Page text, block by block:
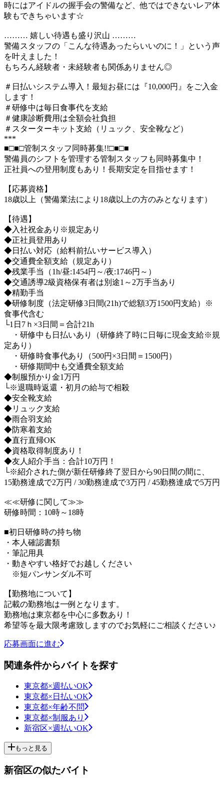
時にはアイドルの握手会の警備など、他ではできないレア体
験もできちゃいます☆
……… 嬉しい待遇も盛り沢山 ………
警備スタッフの「こんな待遇あったらいいのに！」という声
を叶えました！
もちろん経験者・未経験者も関係ありません◎
＃日払いシステム導入！最短お昼には『10,000円』をご入金
します！
＃研修中は毎日食事代を支給
＃健康診断費用は全額会社負担
＃スターターキット支給（リュック、安全靴など）
***
■□■□管制スタッフ同時募集!!□■□■
警備員のシフトを管理する管制スタッフも同時募集中！
正社員への登用制度もあり！長期安定を目指せます！
【応募資格】
18歳以上（警備業法により18歳以上の方のみとなります）
【待遇】
◆入社祝金あり※規定あり
◆正社員登用あり
◆日払い対応（給料前払いサービス導入）
◆交通費全額支給（規定あり）
◆残業手当（1h/昼:1454円～/夜:1746円～）
◆交通誘導2級資格保有者は別途1～2万手当あり
◆精勤手当
◆研修制度（法定研修3日間(21h)で総額3万1500円支給）※
食事代含む
└1日7ｈ×3日間＝合計21h
・研修中も日払いあり（研修終了時に日毎に現金支給※規
定あり）
・研修時食事代あり（500円×3日間＝1500円）
・研修期間中も交通費全額支給
◆制服預かり金1万円
└※退職時返還・初月の給与で相殺
◆安全靴支給
◆リュック支給
◆雨合羽支給
◆防寒着支給
◆直行直帰OK
◆資格取得制度あり！
◆友人紹介手当：合計10万円！
└※紹介された側が新任研修終了翌日から90日間の間に、
15勤務達成で2万円 / 30勤務達成で3万円 / 45勤務達成で5万円
≪≪研修に関して≫≫
研修時間：10時～18時
■初日研修時の持ち物
・本人確認書類
・筆記用具
・動きやすい格好でお越しください
※短パンサンダル不可
【勤務地について】
記載の勤務地は一例となります。
勤務地は東京都を中心に多数あり！
希望等を最大限考慮致しますのでお気軽にご相談ください♪
応募画面に進む
関連条件からバイトを探す
東京都×週払いOK
東京都×日払いOK
東京都×年齢不問
東京都×制服あり
新宿区×週払いOK
もっと見る
新宿区の似たバイト